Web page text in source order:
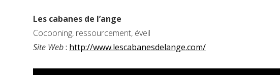
Les cabanes de l’ange
Cocooning, ressourcement, éveil
Site Web: http://www.lescabanesdelange.com/